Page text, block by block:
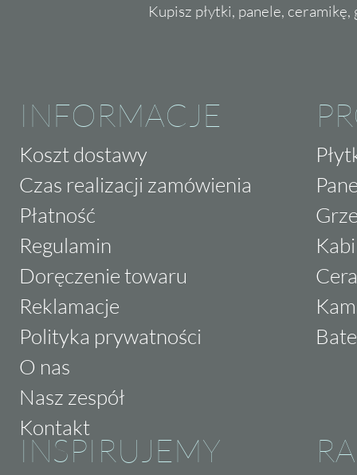
Kupisz płytki, panele,
INFORMACJE
Koszt dostawy
Czas realizacji zamówienia
Płatność
Regulamin
Doręczenie towaru
Reklamacje
Polityka prywatności
O nas
Nasz zespół
Kontakt
INSPIRUJEMY